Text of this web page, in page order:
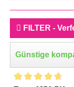
HP Color Laserjet
EI MFP
HP Color Laserjet
MFP
HP Color Laserjet
NFI MFP
HP Color Laserjet
FILTER -
Günstige